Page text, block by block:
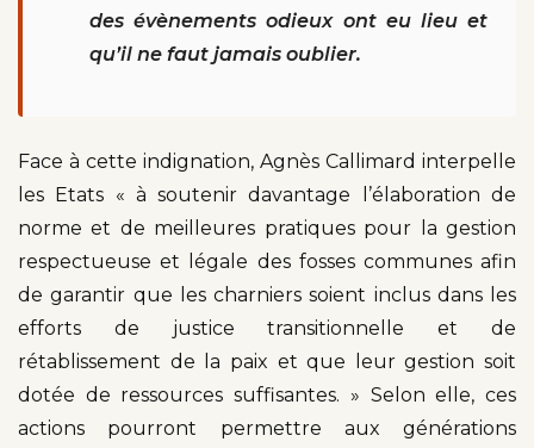
des évènements odieux ont eu lieu et
qu’il ne faut jamais oublier.
Face à cette indignation, Agnès Callimard interpelle
les Etats « à soutenir davantage l’élaboration de
norme et de meilleures pratiques pour la gestion
respectueuse et légale des fosses communes afin
de garantir que les charniers soient inclus dans les
efforts de justice transitionnelle et de
rétablissement de la paix et que leur gestion soit
dotée de ressources suffisantes. » Selon elle, ces
actions pourront permettre aux générations